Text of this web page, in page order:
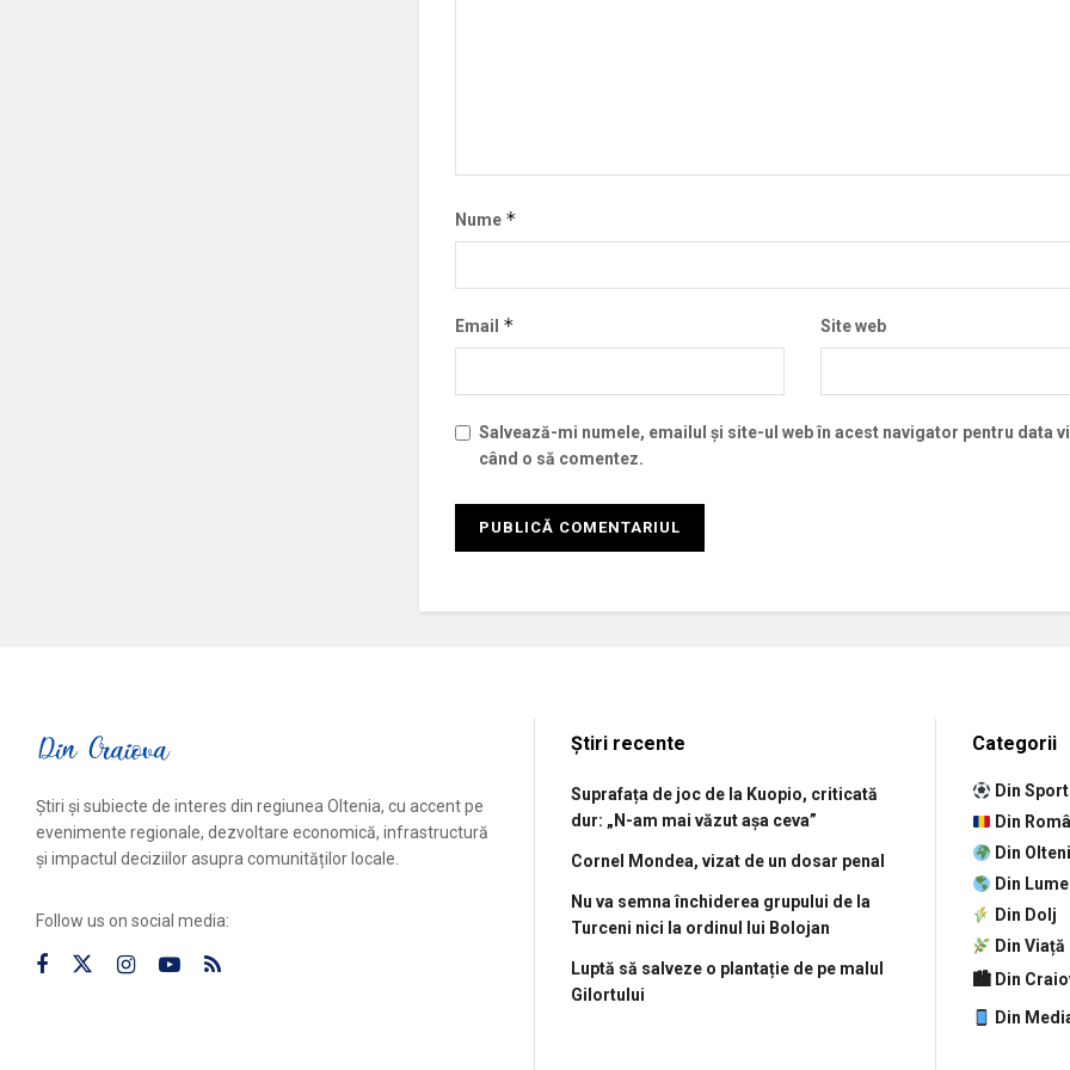
Nume *
Email * Site web
Salvează-mi numele, emailul și site-ul web în acest navigator pentru data
când o să comentez.
Știri și subiecte de interes din regiunea Oltenia, cu accent pe
evenimente regionale, dezvoltare economică, infrastructură
și impactul deciziilor asupra comunităților locale.
Follow us on social media:
Știri recente
Suprafața de joc de la Kuopio, criticată
dur: „N-am mai văzut așa ceva”
Cornel Mondea, vizat de un dosar penal
Nu va semna închiderea grupului de la
Turceni nici la ordinul lui Bolojan
Luptă să salveze o plantație de pe malul
Gilortului
Categorii
Din Sport
Din
Din
Din Lume
Din Dolj
Din Viață
🏙 Din
Din